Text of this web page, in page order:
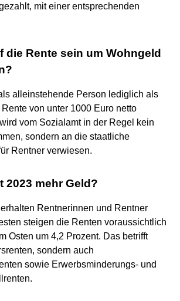
mit einer entsprechenden
die Rente sein um Wohngeld
alleinstehende Person lediglich als
von unter 1000 Euro netto
vom Sozialamt in der Regel kein
sondern an die staatliche
Rentner verwiesen.
2023 mehr Geld?
Rentnerinnen und Rentner
steigen die Renten voraussichtlich
Osten um 4,2 Prozent. Das betrifft
sondern auch
sowie Erwerbsminderungs- und